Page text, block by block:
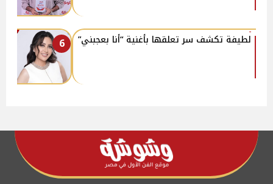
6 لطيفة تكشف سر تعلقها بأغنية “أنا بعجبني”